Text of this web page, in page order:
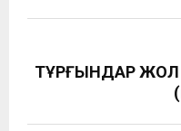
ТҰРҒЫНДАР